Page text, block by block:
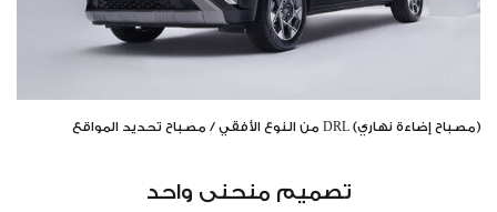
(مصباح إضاءة نهاري) DRL من النوع الأفقي / مصباح تحديد المواقع
تصميم منحنى واحد